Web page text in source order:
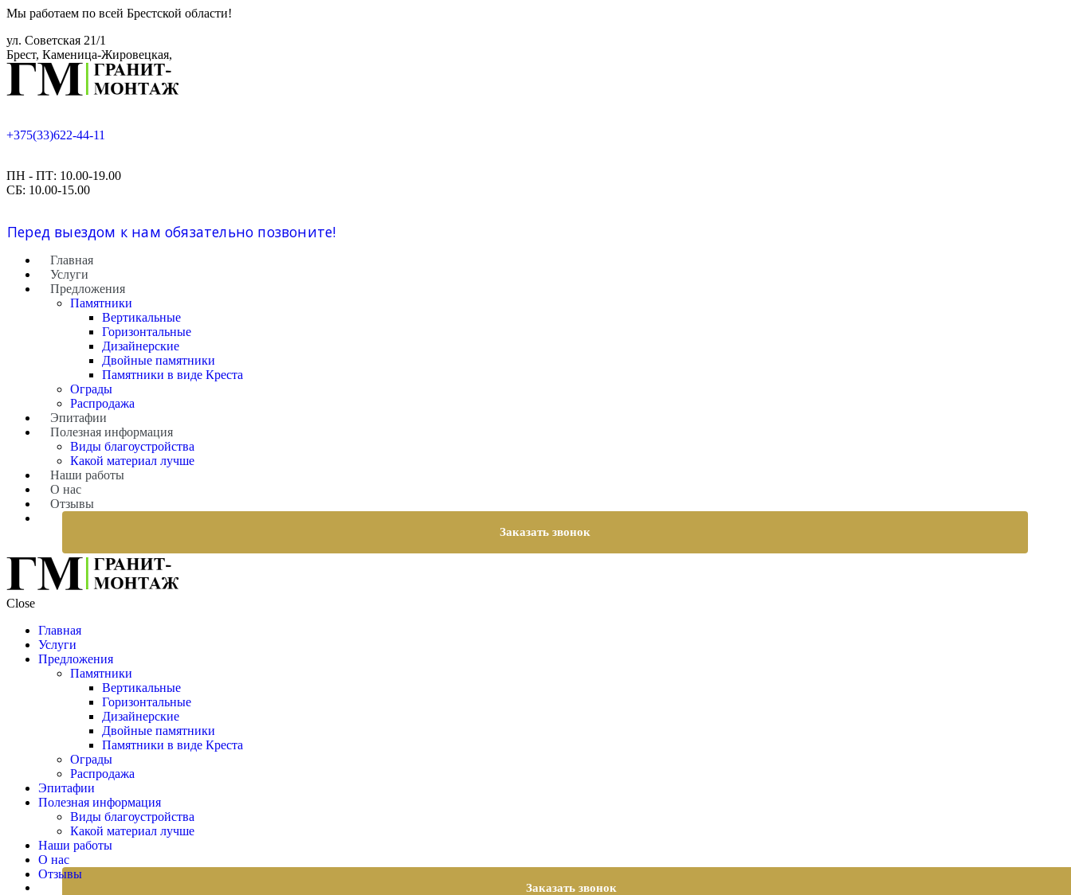
Мы работаем по всей Брестской области!
ул. Советская 21/1
Брест, Каменица-Жировецкая,
+375(33)622-44-11
ПН - ПТ: 10.00-19.00
СБ: 10.00-15.00
Перед выездом к нам обязательно позвоните!
Главная
Услуги
Предложения
Памятники
Вертикальные
Горизонтальные
Дизайнерские
Двойные памятники
Памятники в виде Креста
Ограды
Распродажа
Эпитафии
Полезная информация
Виды благоустройства
Какой материал лучше
Наши работы
О нас
Отзывы
Заказать звонок
Close
Главная
Услуги
Предложения
Памятники
Вертикальные
Горизонтальные
Дизайнерские
Двойные памятники
Памятники в виде Креста
Ограды
Распродажа
Эпитафии
Полезная информация
Виды благоустройства
Какой материал лучше
Наши работы
О нас
Отзывы
Заказать звонок